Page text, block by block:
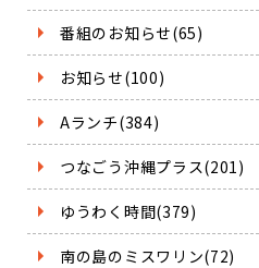
番組のお知らせ(65)
お知らせ(100)
Aランチ(384)
つなごう沖縄プラス(201)
ゆうわく時間(379)
南の島のミスワリン(72)